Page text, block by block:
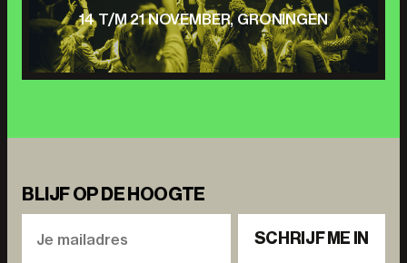
14 T/M 21 NOVEMBER, GRONINGEN
BLIJF OP DE HOOGTE
SCHRIJF ME IN